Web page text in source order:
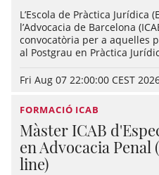
L’Escola de Pràctica Jurídica
l’Advocacia de Barcelona
convocatòria per a aquelles
al Postgrau en Pràctica
Fri Aug 07 22:00:00 CEST
FORMACIÓ ICAB
Màster ICAB
en Advocacia
line)